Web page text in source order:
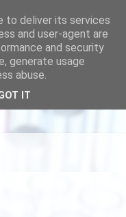
och svenska
to deliver its services
and user-agent are
and security
generate usage
abuse.
IT